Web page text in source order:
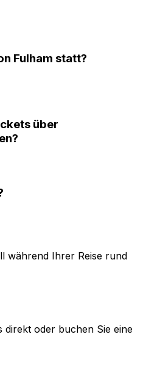
Fulham statt?
über
während Ihrer Reise rund
direkt oder buchen Sie eine